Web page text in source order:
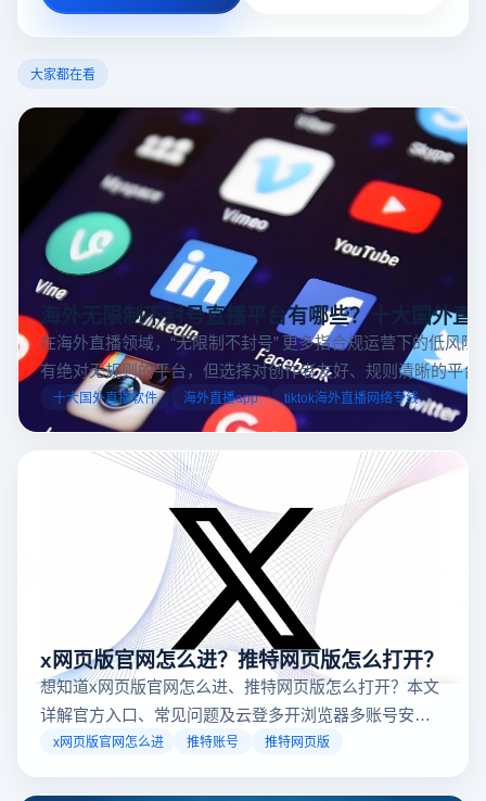
大家都在看
海外无限制不封号直播平台有哪些？十大国外直
在海外直播领域，“无限制不封号” 更多指合规运营下的低风
有绝对无规则的平台，但选择对创作者友好、规则清晰的平台
业工具规避风险，能显著降低封号概率。以下推荐十大国外
台，并结合云登多开浏览器的功能，详解如何安全高效运营。
十大国外直播软件 海外直播app tiktok海外直播网络专线
x网页版官网怎么进？推特网页版怎么打开？
想知道x网页版官网怎么进、推特网页版怎么打开？本文
详解官方入口、常见问题及云登多开浏览器多账号安全
访问方案，助你稳定登录高效运营。
x网页版官网怎么进 推特账号 推特网页版